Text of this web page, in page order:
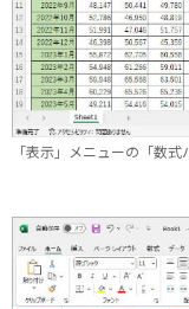
「表示」メニューの「数